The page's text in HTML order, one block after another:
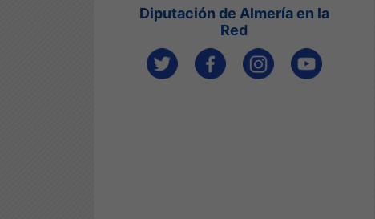
Diputación de Almería en la
Red